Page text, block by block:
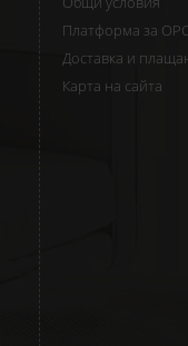
Платформа за ОРС
Доставка и
Карта на сайта